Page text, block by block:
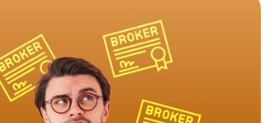
контроля во многих
не делаются различия между